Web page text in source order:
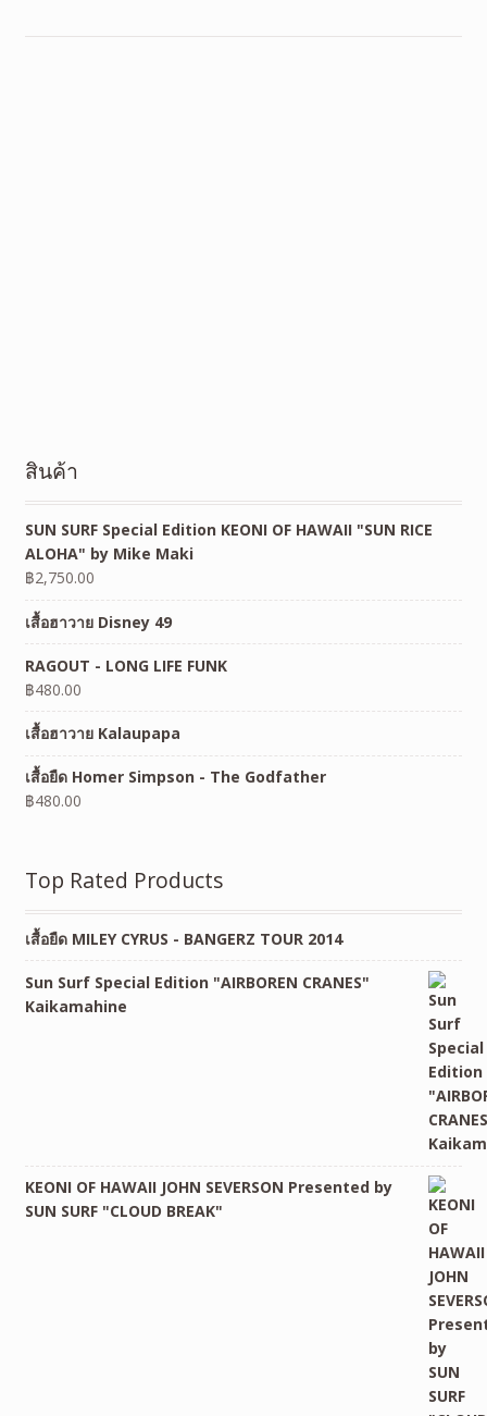
สินค้า
SUN SURF Special Edition KEONI OF HAWAII "SUN RICE
ALOHA" by Mike Maki
฿2,750.00
เสื้อฮาวาย Disney 49
RAGOUT - LONG LIFE FUNK
฿480.00
เสื้อฮาวาย Kalaupapa
เสื้อยืด Homer Simpson - The Godfather
฿480.00
Top Rated Products
เสื้อยืด MILEY CYRUS - BANGERZ TOUR 2014
Sun Surf Special Edition "AIRBOREN CRANES"
Kaikamahine
KEONI OF HAWAII JOHN SEVERSON Presented by
SUN SURF "CLOUD BREAK"